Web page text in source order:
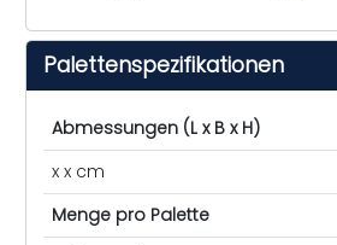
Palettenspezifikationen
Abmessungen (L x B x H)
x x cm
Menge pro Palette